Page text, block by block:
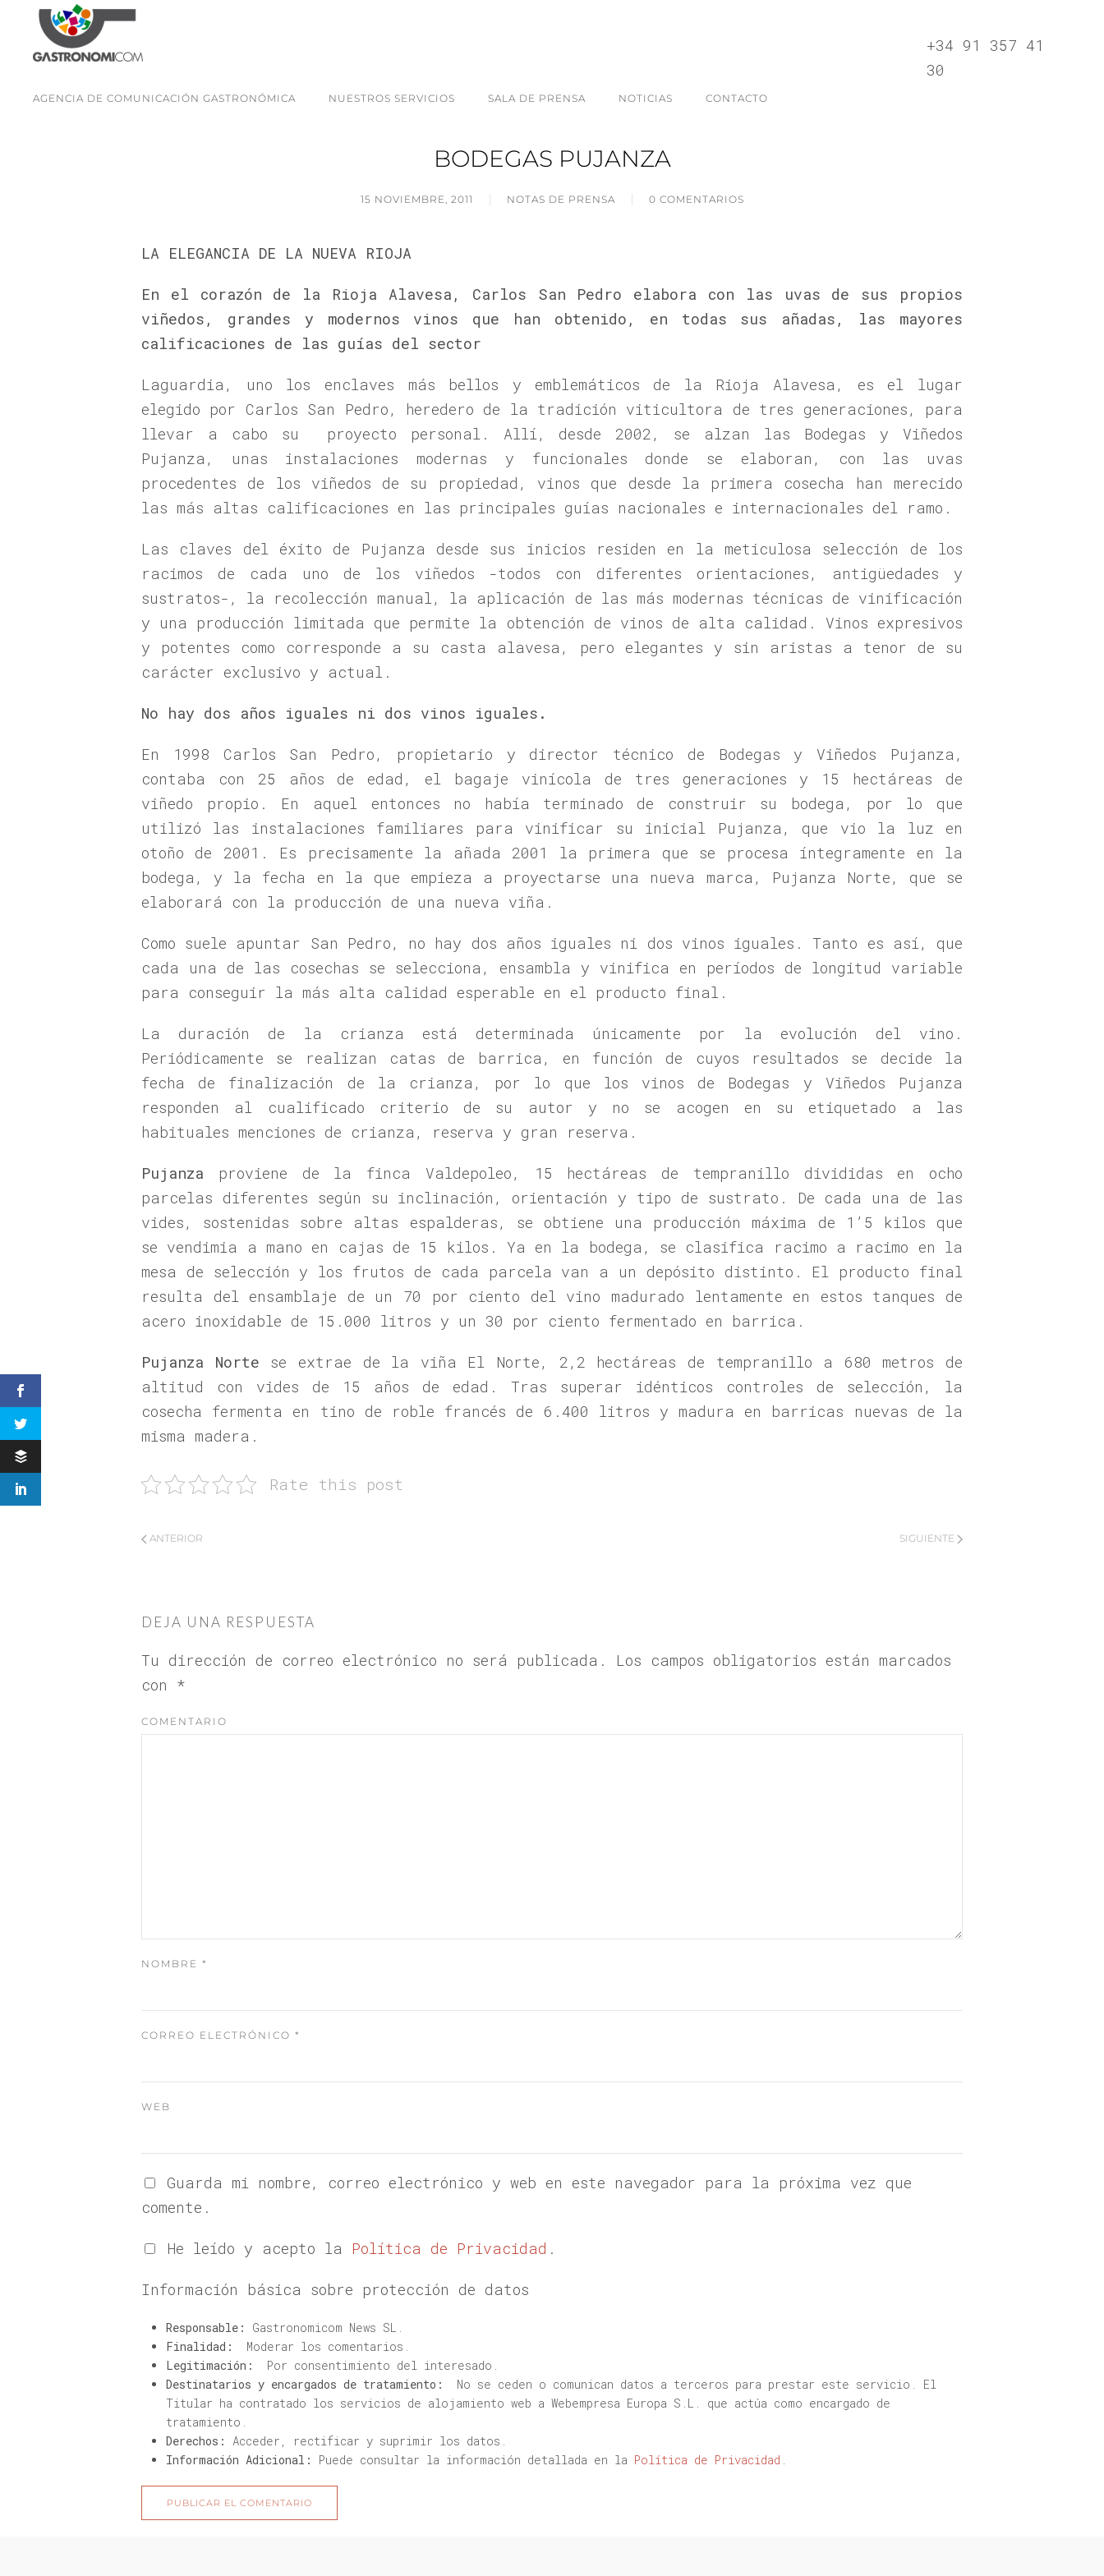
AGENCIA DE COMUNICACIÓN GASTRONÓMICA NUESTROS SERVICIOS SALA DE PRENSA NOTICIAS CONTACTO
+34 91 357 41
30
BODEGAS PUJANZA
15 NOVIEMBRE, 2011 NOTAS DE PRENSA 0 COMENTARIOS
LA ELEGANCIA DE LA NUEVA RIOJA
En el corazón de la Rioja Alavesa, Carlos San Pedro elabora con las uvas de sus propios
viñedos, grandes y modernos vinos que han obtenido, en todas sus añadas, las mayores
calificaciones de las guías del sector
Laguardia, uno los enclaves más bellos y emblemáticos de la Rioja Alavesa, es el lugar
elegido por Carlos San Pedro, heredero de la tradición viticultora de tres generaciones, para
llevar a cabo su proyecto personal. Allí, desde 2002, se alzan las Bodegas y Viñedos
Pujanza, unas instalaciones modernas y funcionales donde se elaboran, con las uvas
procedentes de los viñedos de su propiedad, vinos que desde la primera cosecha han merecido
las más altas calificaciones en las principales guías nacionales e internacionales del ramo.
Las claves del éxito de Pujanza desde sus inicios residen en la meticulosa selección de los
racimos de cada uno de los viñedos -todos con diferentes orientaciones, antigüedades y
sustratos-, la recolección manual, la aplicación de las más modernas técnicas de vinificación
y una producción limitada que permite la obtención de vinos de alta calidad. Vinos expresivos
y potentes como corresponde a su casta alavesa, pero elegantes y sin aristas a tenor de su
carácter exclusivo y actual.
No hay dos años iguales ni dos vinos iguales.
En 1998 Carlos San Pedro, propietario y director técnico de Bodegas y Viñedos Pujanza,
contaba con 25 años de edad, el bagaje vinícola de tres generaciones y 15 hectáreas de
viñedo propio. En aquel entonces no había terminado de construir su bodega, por lo que
utilizó las instalaciones familiares para vinificar su inicial Pujanza, que vio la luz en
otoño de 2001. Es precisamente la añada 2001 la primera que se procesa íntegramente en la
bodega, y la fecha en la que empieza a proyectarse una nueva marca, Pujanza Norte, que se
elaborará con la producción de una nueva viña.
Como suele apuntar San Pedro, no hay dos años iguales ni dos vinos iguales. Tanto es así, que
cada una de las cosechas se selecciona, ensambla y vinifica en períodos de longitud variable
para conseguir la más alta calidad esperable en el producto final.
La duración de la crianza está determinada únicamente por la evolución del vino.
Periódicamente se realizan catas de barrica, en función de cuyos resultados se decide la
fecha de finalización de la crianza, por lo que los vinos de Bodegas y Viñedos Pujanza
responden al cualificado criterio de su autor y no se acogen en su etiquetado a las
habituales menciones de crianza, reserva y gran reserva.
Pujanza proviene de la finca Valdepoleo, 15 hectáreas de tempranillo divididas en ocho
parcelas diferentes según su inclinación, orientación y tipo de sustrato. De cada una de las
vides, sostenidas sobre altas espalderas, se obtiene una producción máxima de 1’5 kilos que
se vendimia a mano en cajas de 15 kilos. Ya en la bodega, se clasifica racimo a racimo en la
mesa de selección y los frutos de cada parcela van a un depósito distinto. El producto final
resulta del ensamblaje de un 70 por ciento del vino madurado lentamente en estos tanques de
acero inoxidable de 15.000 litros y un 30 por ciento fermentado en barrica.
Pujanza Norte se extrae de la viña El Norte, 2,2 hectáreas de tempranillo a 680 metros de
altitud con vides de 15 años de edad. Tras superar idénticos controles de selección, la
cosecha fermenta en tino de roble francés de 6.400 litros y madura en barricas nuevas de la
misma madera.
Rate this post
ANTERIOR SIGUIENTE
DEJA UNA RESPUESTA
Tu dirección de correo electrónico no será publicada. Los campos obligatorios están marcados
con *
COMENTARIO
NOMBRE *
CORREO ELECTRÓNICO *
WEB
Guarda mi nombre, correo electrónico y web en este navegador para la próxima vez que
comente.
He leído y acepto la Política de Privacidad .
Información básica sobre protección de datos
Responsable:
Gastronomicom News SL.
Finalidad:
Moderar los comentarios.
Legitimación:
Por consentimiento del interesado.
Destinatarios y encargados de tratamiento:
No se ceden o comunican datos a terceros para prestar este servicio. El
Titular ha contratado los servicios de alojamiento web a Webempresa Europa S.L. que actúa como encargado de
tratamiento.
Derechos: Acceder, rectificar y suprimir los datos.
Información Adicional:
Puede consultar la información detallada en la Política de Privacidad .
PUBLICAR EL COMENTARIO